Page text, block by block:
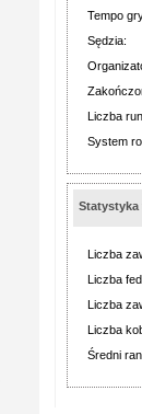
Tempo
Sędzia:
Liczba
System
Liczba
Liczba
Liczba
Liczba
Średni